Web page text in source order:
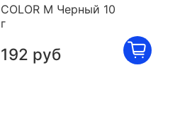
COLOR M Черный 10
г
192 руб